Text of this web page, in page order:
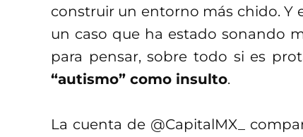
construir un entorno más chido. Y
un caso que ha estado sonando
para pensar, sobre todo si es
“autismo” como insulto.
La cuenta de @CapitalMX_